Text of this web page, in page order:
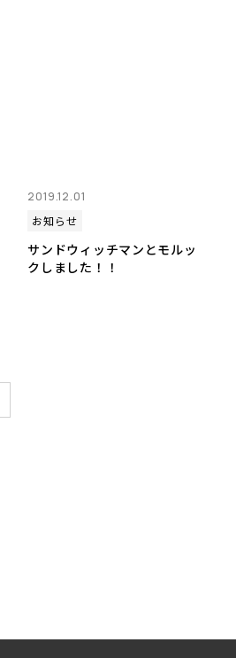
2019.12.01
お知らせ
サンドウィッチマンとモルッ
クしました！！